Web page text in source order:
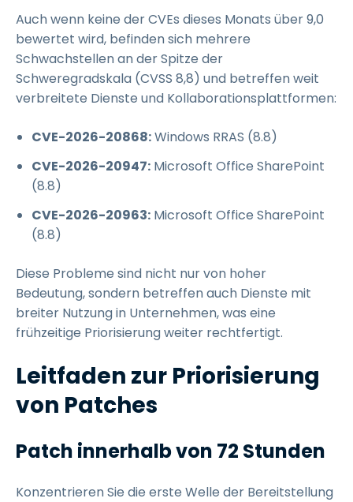
Auch wenn keine der CVEs dieses Monats über 9,0
bewertet wird, befinden sich mehrere
Schwachstellen an der Spitze der
Schweregradskala (CVSS 8,8) und betreffen weit
verbreitete Dienste und Kollaborationsplattformen:
CVE-2026-20868:Windows RRAS (8.8)
CVE-2026-20947: Microsoft Office SharePoint
(8.8)
CVE-2026-20963: Microsoft Office SharePoint
(8.8)
Diese Probleme sind nicht nur von hoher
Bedeutung, sondern betreffen auch Dienste mit
breiter Nutzung in Unternehmen, was eine
frühzeitige Priorisierung weiter rechtfertigt.
Leitfaden zur Priorisierung
von Patches
Patch innerhalb von 72 Stunden
Konzentrieren Sie die erste Welle der Bereitstellung